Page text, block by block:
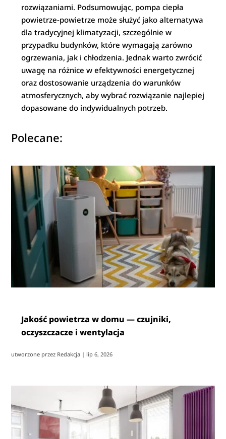
rozwiązaniami. Podsumowując, pompa ciepła
powietrze-powietrze może służyć jako alternatywa
dla tradycyjnej klimatyzacji, szczególnie w
przypadku budynków, które wymagają zarówno
ogrzewania, jak i chłodzenia. Jednak warto zwrócić
uwagę na różnice w efektywności energetycznej
oraz dostosowanie urządzenia do warunków
atmosferycznych, aby wybrać rozwiązanie najlepiej
dopasowane do indywidualnych potrzeb.
Polecane:
Jakość powietrza w domu — czujniki,
oczyszczacze i wentylacja
utworzone przez Redakcja | lip 6, 2026